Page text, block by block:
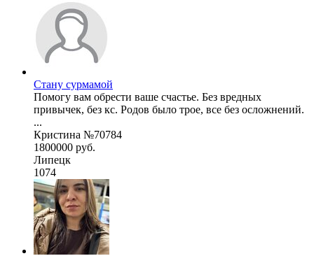
Стану сурмамой
Помогу вам обрести ваше счастье. Без вредных
привычек, без кс. Родов было трое, все без осложнений.
...
Кристина №70784
1800000 руб.
Липецк
1074